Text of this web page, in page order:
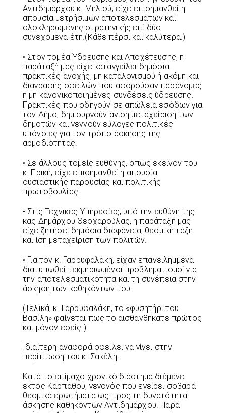
Αντιδημάρχου κ. Μηλιού, είχε επισημανθεί η
απουσία μετρήσιμων αποτελεσμάτων και
ολοκληρωμένης στρατηγικής επί δύο
συνεχόμενα έτη.(Κάθε πέρσι και καλύτερα.)
• Στον τομέα Ύδρευσης και Αποχέτευσης, η
παράταξή μας είχε καταγγείλει δημόσια
πρακτικές ανοχής, μη καταλογισμού ή ακόμη και
διαγραφής οφειλών που αφορούσαν παράνομες
ή μη κανονικοποιημένες συνδέσεις ύδρευσης.
Πρακτικές που οδηγούν σε απώλεια εσόδων για
τον Δήμο, δημιουργούν άνιση μεταχείριση των
δημοτών και γεννούν εύλογες πολιτικές
υπόνοιες για τον τρόπο άσκησης της
αρμοδιότητας.
• Σε άλλους τομείς ευθύνης, όπως εκείνον του
κ. Πρική, είχε επισημανθεί η απουσία
ουσιαστικής παρουσίας και πολιτικής
πρωτοβουλίας.
• Στις Τεχνικές Υπηρεσίες, υπό την ευθύνη της
κας Δημάρχου Θεοχαρούλας, η παράταξή μας
είχε ζητήσει δημόσια διαφάνεια, θεσμική τάξη
και ίση μεταχείριση των πολιτών.
• Για τον κ. Γαρρυφαλάκη, είχαν επανειλημμένα
διατυπωθεί τεκμηριωμένοι προβληματισμοί για
την αποτελεσματικότητα και τη συνέπεια στην
άσκηση των καθηκόντων του.
(Τελικά, κ. Γαρρυφαλάκη, το «φυσητήρι του
Βασίλη» φαίνεται πως το αισθανθήκατε πρώτος
και μόνον εσείς.)
Ιδιαίτερη αναφορά οφείλει να γίνει στην
περίπτωση του κ. Σακέλη.
Κατά το επίμαχο χρονικό διάστημα διέμενε
εκτός Καρπάθου, γεγονός που εγείρει σοβαρά
θεσμικά ερωτήματα ως προς τη δυνατότητα
άσκησης καθηκόντων Αντιδημάρχου. Παρά